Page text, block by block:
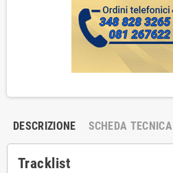
DESCRIZIONE SCHEDA TECNICA
Tracklist